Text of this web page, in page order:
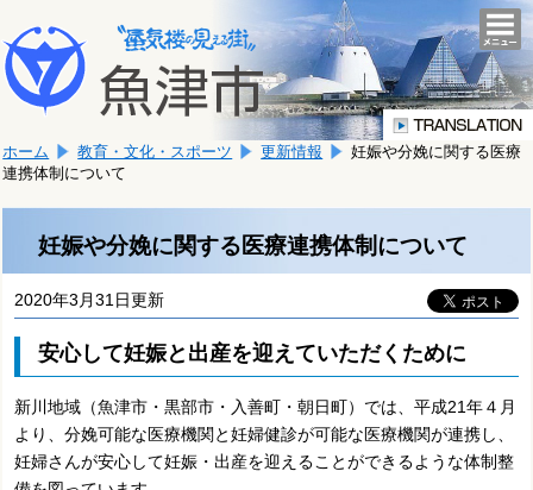
文
へ
移
ま
す。
こ
か
文
で
す。
ホーム 教育・文化・スポーツ 更新情報
妊娠や分娩に関する医療
連携体制について
妊娠や分娩に関する医療連携体制について
2020年3月31日更新
安心して妊娠と出産を迎えていただくために
新川地域（魚津市・黒部市・入善町・朝日町）では、平成21年４月
より、分娩可能な医療機関と妊婦健診が可能な医療機関が連携し、
妊婦さんが安心して妊娠・出産を迎えることができるような体制整